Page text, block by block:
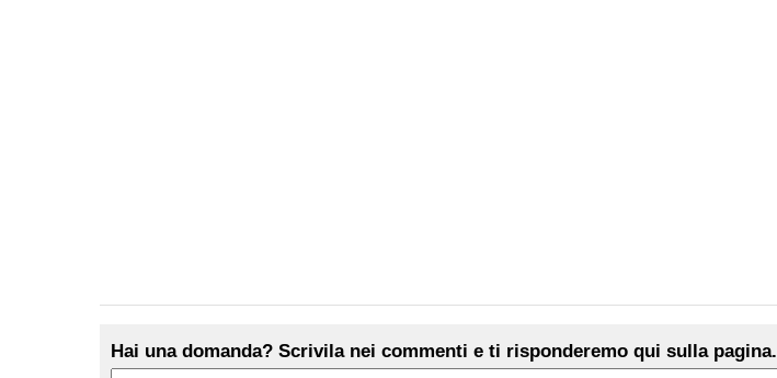
Hai una domanda? Scrivila nei commenti e ti risponderemo qui sulla pagina.